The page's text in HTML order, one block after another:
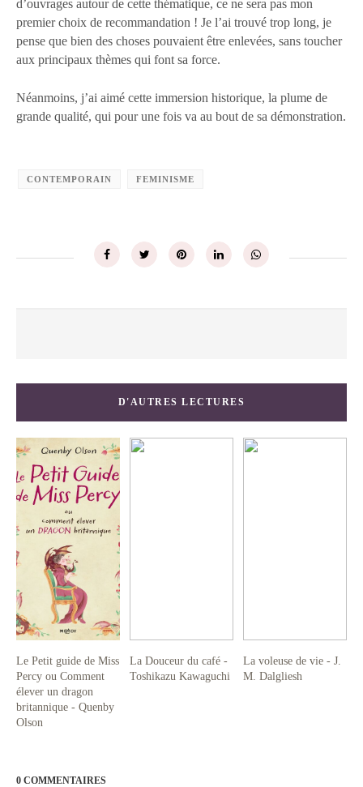
d’ouvrages autour de cette thématique, ce ne sera pas mon
premier choix de recommandation ! Je l’ai trouvé trop long, je
pense que bien des choses pouvaient être enlevées, sans toucher
aux principaux thèmes qui font sa force.
Néanmoins, j’ai aimé cette immersion historique, la plume de
grande qualité, qui pour une fois va au bout de sa démonstration.
CONTEMPORAIN FEMINISME
D'AUTRES LECTURES
Le Petit guide de Miss
Percy ou Comment
élever un dragon
britannique - Quenby
Olson
La Douceur du café -
Toshikazu Kawaguchi
La voleuse de vie - J.
M. Dalgliesh
0 COMMENTAIRES